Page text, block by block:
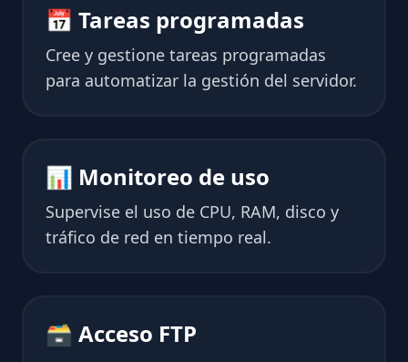
📅 Tareas programadas
Cree y gestione tareas programadas
para automatizar la gestión del servidor.
📊 Monitoreo de uso
Supervise el uso de CPU, RAM, disco y
tráfico de red en tiempo real.
🗃 Acceso FTP